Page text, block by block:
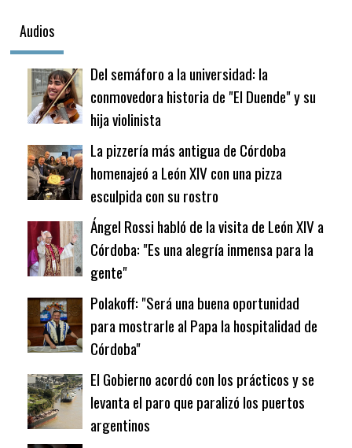
Audios
Del semáforo a la universidad: la
conmovedora historia de "El Duende" y su
hija violinista
La pizzería más antigua de Córdoba
homenajeó a León XIV con una pizza
esculpida con su rostro
Ángel Rossi habló de la visita de León XIV a
Córdoba: "Es una alegría inmensa para la
gente"
Polakoff: "Será una buena oportunidad
para mostrarle al Papa la hospitalidad de
Córdoba"
El Gobierno acordó con los prácticos y se
levanta el paro que paralizó los puertos
argentinos